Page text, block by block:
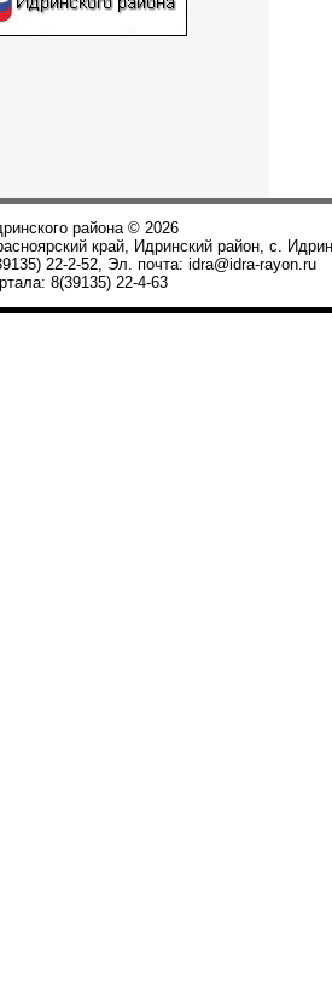
района © 2026
край, Идринский район, с.
22-2-52, Эл. почта: idra@idra-rayon.ru
8(39135) 22-4-63